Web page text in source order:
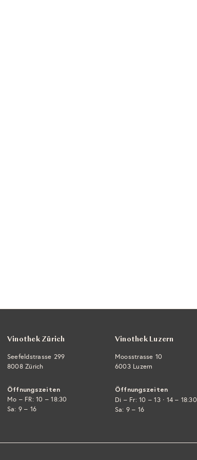
Vinothek Zürich
Seefeldstrasse 299
8008 Zürich
Öffnungszeiten
Mo – FR: 10 – 18:30
Sa: 9 – 16
Vinothek Luzern
Moosstrasse 10
6003 Luzern
Öffnungszeiten
Di – Fr: 10 – 13 · 14 – 18:30
Sa: 9 – 16